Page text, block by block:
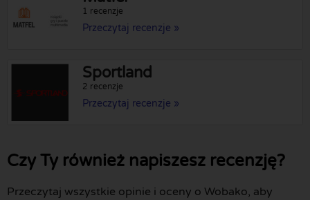
1 recenzje
Przeczytaj recenzje »
Sportland
2 recenzje
Przeczytaj recenzje »
Czy Ty również napiszesz recenzję?
Przeczytaj wszystkie opinie i oceny o Wobako, aby